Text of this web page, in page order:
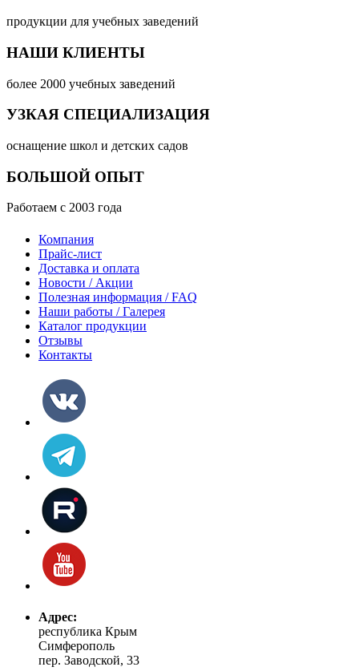
продукции для учебных заведений
НАШИ КЛИЕНТЫ
более 2000 учебных заведений
УЗКАЯ СПЕЦИАЛИЗАЦИЯ
оснащение школ и детских садов
БОЛЬШОЙ ОПЫТ
Работаем с 2003 года
Компания
Прайс-лист
Доставка и оплата
Новости / Акции
Полезная информация / FAQ
Наши работы / Галерея
Каталог продукции
Отзывы
Контакты
Адрес:
республика Крым
Симферополь
пер. Заводской, 33